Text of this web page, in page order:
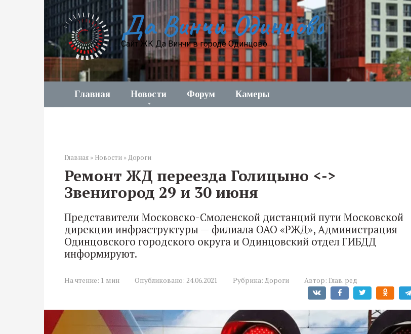
Да Винчи Одинцово
Сайт ЖК Да Винчи в городе Одинцово
Главная Новости Форум Камеры
Главная » Новости »Дороги
Ремонт ЖД переезда Голицыно <->
Звенигород 29 и 30 июня
Представители Московско-Смоленской дистанций пути Московской
дирекции инфраструктуры — филиала ОАО «РЖД», Администрация
Одинцовского городского округа и Одинцовский отдел ГИБДД
информируют.
На чтение: 1 мин Опубликовано: 24.06.2021 Рубрика: Дороги Автор: Глав. ред